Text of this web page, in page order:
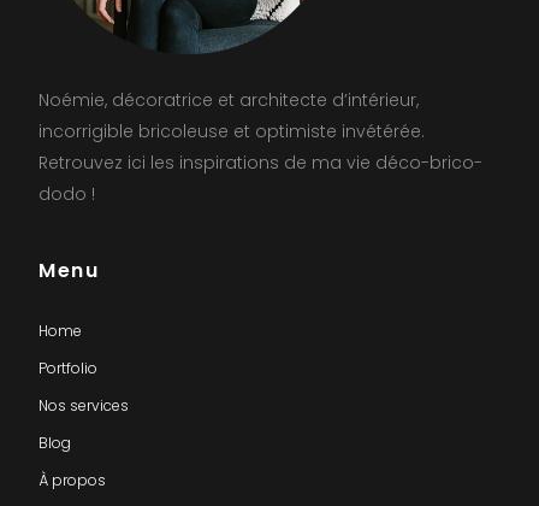
Noémie, décoratrice et architecte d’intérieur,
incorrigible bricoleuse et optimiste invétérée.
Retrouvez ici les inspirations de ma vie déco-brico-
dodo !
Menu
Home
Portfolio
Nos services
Blog
À propos